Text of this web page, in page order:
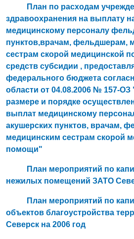
План по расходам
здравоохранения на выплату
медицинскому персоналу
пунктов,врачам, фельдшерам,
сестрам скорой медицинской
средств субсидии ,
федерального бюджета
области от 04.08.2006 № 157-
размере и порядке
выплат медицинскому
акушерских пунктов, врачам,
медицинским сестрам скорой
помощи"
План мероприятий по
нежилых помещений ЗАТО
План мероприятий по
объектов благоустройства
Северск на 2006 год